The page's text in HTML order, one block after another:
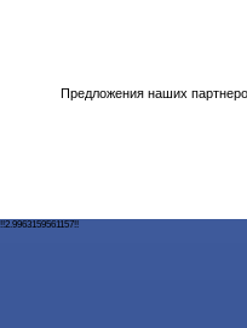
Предложения наших
!!2.9963159561157!!